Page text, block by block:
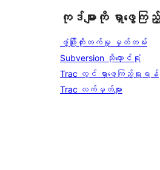
ကုဒ်များကို ရှာဖွေ
ဖွံ့ဖြိုးတိုးတက်မှု မှတ်တမ်း
Subversion သိုလှောင်ရုံ
Trac တွင် ရှာဖွေကြည့်ရှုရန်
Trac လက်မှတ်များ